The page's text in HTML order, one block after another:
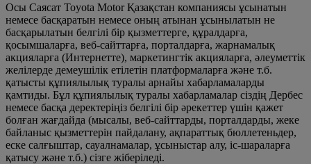
Осы Саясат Toyota Motor Қазақстан компаниясы ұсынатын
немесе басқаратын немесе оның атынан ұсынылатын не
басқарылатын белгілі бір қызметтерге, құралдарға,
қосымшаларға, веб-сайттарға, порталдарға, жарнамалық
акцияларға (Интернетте), маркетингтік акцияларға, әлеуметтік
желілерде демеушілік етілетін платформаларға және т.б.
қатысты құпиялылық туралы арнайы хабарламаларды
қамтиды. Бұл құпиялылық туралы хабарламалар сіздің Дербес
немесе басқа деректеріңіз белгілі бір әрекеттер үшін қажет
болған жағдайда (мысалы, веб-сайттарды, порталдарды, жеке
байланыс қызметтерін пайдалану, ақпараттық бюллетеньдер,
еске салғыштар, сауалнамалар, ұсыныстар алу, іс-шараларға
қатысу және т.б.) сізге жіберіледі.